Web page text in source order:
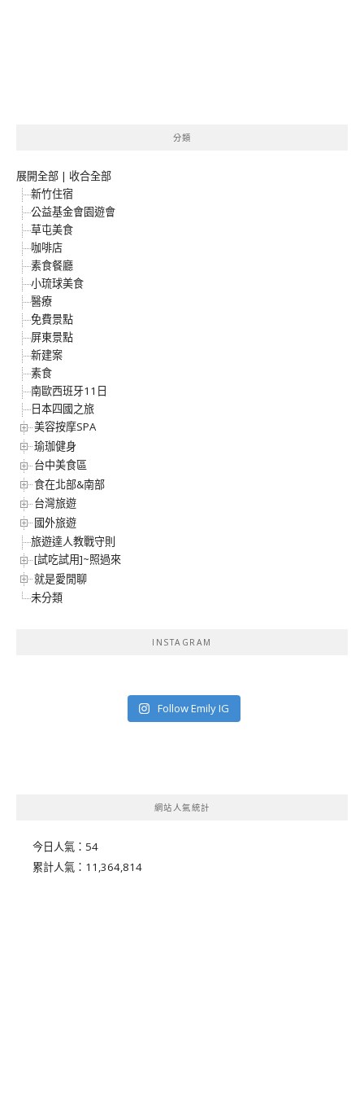
分類
展開全部 | 收合全部
新竹住宿
公益基金會園遊會
草屯美食
咖啡店
素食餐廳
小琉球美食
醫療
免費景點
屏東景點
新建案
素食
南歐西班牙11日
日本四國之旅
美容按摩SPA
瑜珈健身
台中美食區
食在北部&南部
台灣旅遊
國外旅遊
旅遊達人教戰守則
[試吃試用]~照過來
就是愛閒聊
未分類
INSTAGRAM
Follow Emily IG
網站人氣統計
今日人氣： 54
累計人氣： 11,364,814